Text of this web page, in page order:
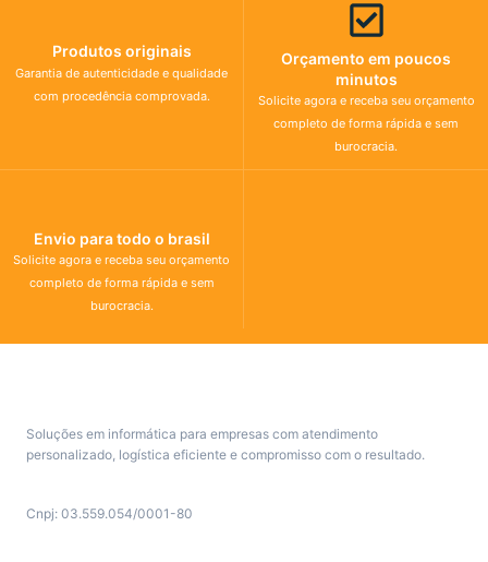
Produtos originais
Garantia de autenticidade e qualidade
com procedência comprovada.
Orçamento em poucos
minutos
Solicite agora e receba seu orçamento
completo de forma rápida e sem
burocracia.
Envio para todo o brasil
Solicite agora e receba seu orçamento
completo de forma rápida e sem
burocracia.
Soluções em informática para empresas com atendimento
personalizado, logística eficiente e compromisso com o resultado.
Cnpj: 03.559.054/0001-80